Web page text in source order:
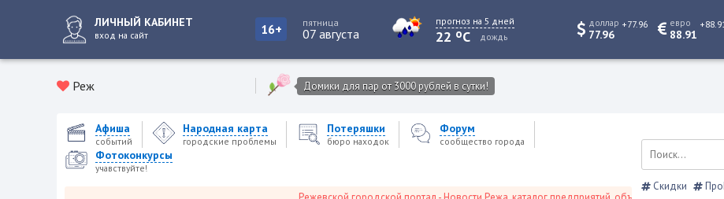
ЛИЧНЫЙ КАБИНЕТ
вход на сайт 16+ пятница
07 августа
прогноз на 5 дней
22 oC дождь
доллар
77.96
+77.96 евро
88.91
Реж Домики для пар от 3000 рублей в сутки!
Афиша
событий
Народная карта
городские проблемы
Потеряшки
бюро находок
Форум
сообщество города
Фотоконкурсы
учавствуйте!
Скидки